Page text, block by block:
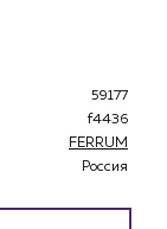
59177
f4436
FERRUM
Россия